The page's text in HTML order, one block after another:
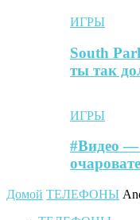
ИГРЫ
South
ты так
ИГРЫ
#Видео —
Домой ТЕЛЕФОНЫ